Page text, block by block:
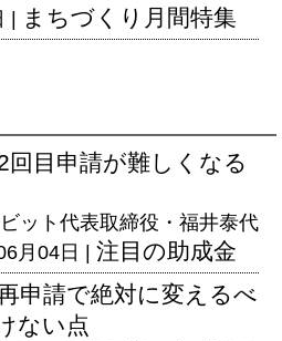
| まちづくり月間特集
回目申請が難しくなる
ット代表取締役・福井泰代
月04日 | 注目の助成金
申請で絶対に変えるべ
ない点